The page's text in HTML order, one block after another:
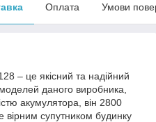
Оплата Умови
– це якісний та надійний
даного виробника,
акумулятора, він 2800
вірним супутником будинку